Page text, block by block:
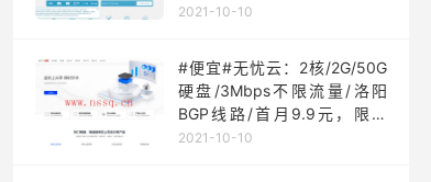
ISO
2021-10-10
#便宜#无忧云：2核/2G/50G
硬盘/3Mbps不限流量/洛阳
BGP线路/首月9.9元，限量
200台
2021-10-10